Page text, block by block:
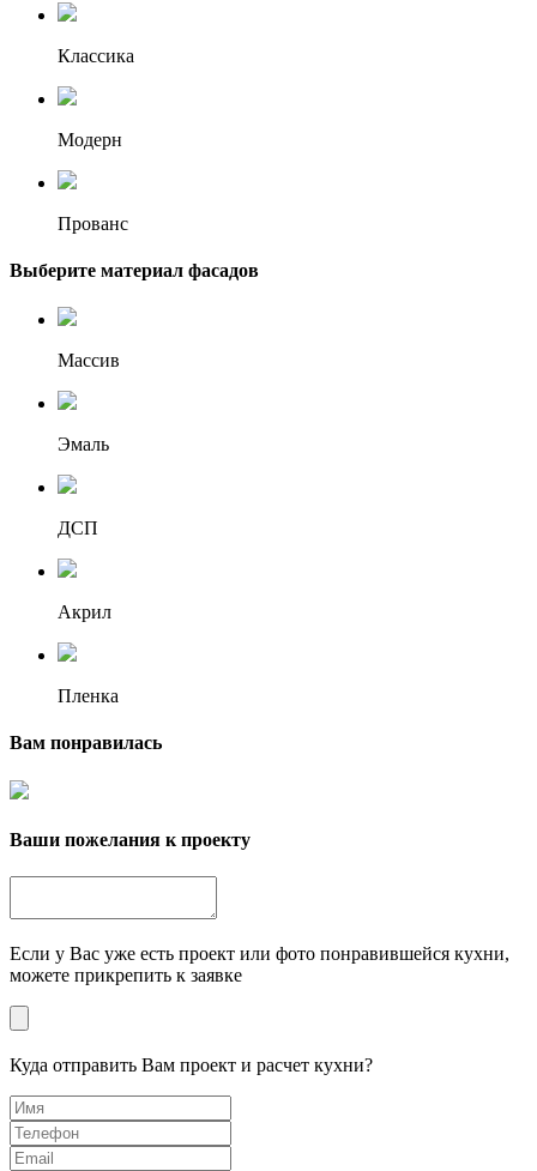
Классика
Модерн
Прованс
Выберите материал фасадов
Массив
Эмаль
ДСП
Акрил
Пленка
Вам понравилась
Ваши пожелания к проекту
Если у Вас уже есть проект или фото понравившейся кухни,
можете прикрепить к заявке
Куда отправить Вам проект и расчет кухни?